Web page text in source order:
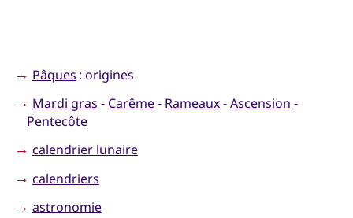
→ Pâques : origines
→ Mardi gras - Carême- Rameaux-Ascension -
Pentecôte
→ calendrier lunaire
→ calendriers
→ astronomie